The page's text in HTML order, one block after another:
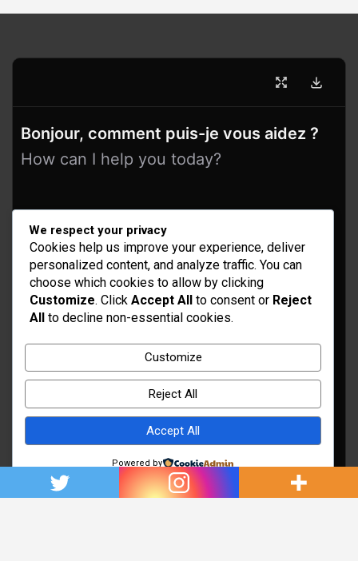
Bonjour, comment puis-je vous aidez ?
How can I help you today?
Idées d’aménagement et déco
Conseil bricolage et jardinage
Choix d'outillage et de matériaux
We respect your privacy
Cookies help us improve your experience, deliver
personalized content, and analyze traffic. You can
choose which cookies to allow by clicking
Customize. Click Accept All to consent or Reject
All to decline non-essential cookies.
Customize
Reject All
Accept All
Powered by